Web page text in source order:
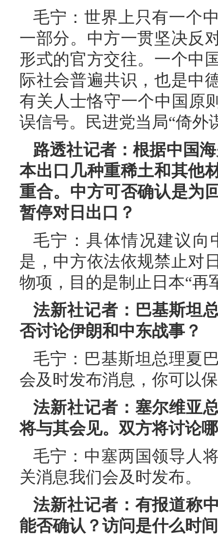
毛宁：世界上只有一个
一部分。中方一贯坚决反
形式的官方交往。一个中
际社会普遍共识，也是中
有关人士恪守一个中国原
误信号。民进党当局“倚外
路透社记者：根据中国
本出口几种重稀土和其他
重合。中方可否确认是为
暂停对日出口？
毛宁：具体情况建议向
是，中方依法依规禁止对
物项，目的是制止日本“再
法新社记者：巴基斯坦
否讨论伊朗和中东战事？
毛宁：巴基斯坦总理夏
会及时发布消息，你可以
法新社记者：塞尔维亚
将与其会见。双方将讨论
毛宁：中塞两国领导人
关消息我们会及时发布。
法新社记者：有报道称
能否确认？访问是什么时